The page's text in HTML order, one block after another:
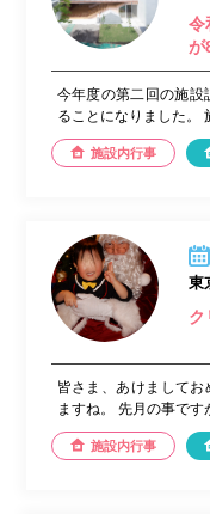
令
が
今年度の第二回の施
ることになりました。
施設内行事
東
ク
皆さま、あけまして
ますね。 先月の事で
施設内行事